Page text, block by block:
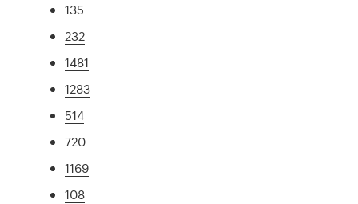
135
232
1481
1283
514
720
1169
108